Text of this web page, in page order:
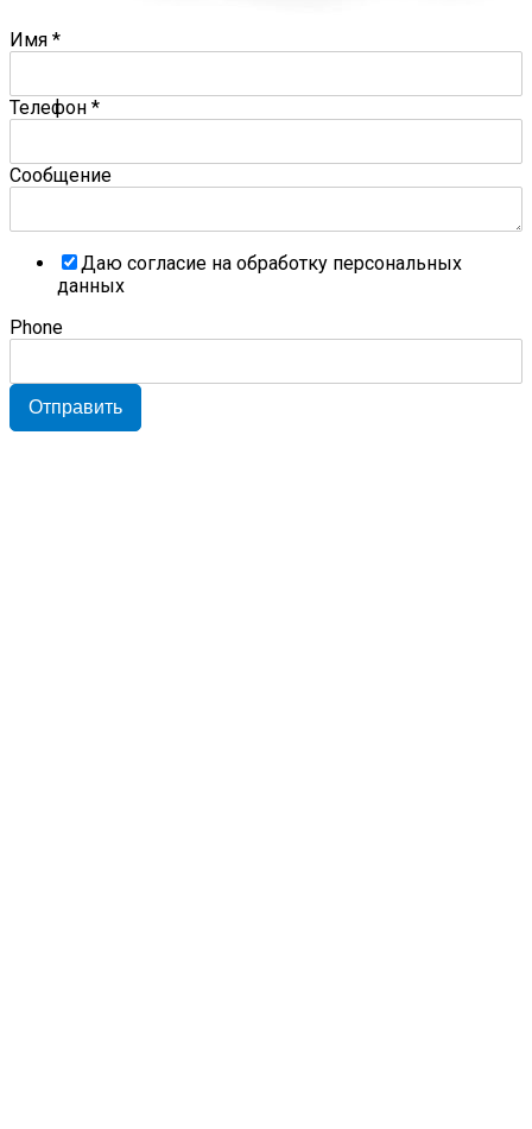
Имя *
Телефон *
Сообщение
Даю согласие на обработку персональных
данных
Phone
Отправить